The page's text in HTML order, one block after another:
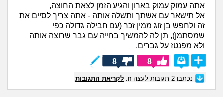
אתה עמוק עמוק בארון והגיע הזמן לצאת החוצה,
אל תישאר עם אשתך ותשלה אותה - אתה צריך לסיים את
זה ולחפש בן זוג ממין זכר (עם חבילה גדולה כפי
שמסתמן), תן לה להמשיך בחייה עם גבר שרוצה אותה
ולא מפנטז על גברים.
8
8
נכתבו 2 תגובות לעצה זו. לקריאת התגובות